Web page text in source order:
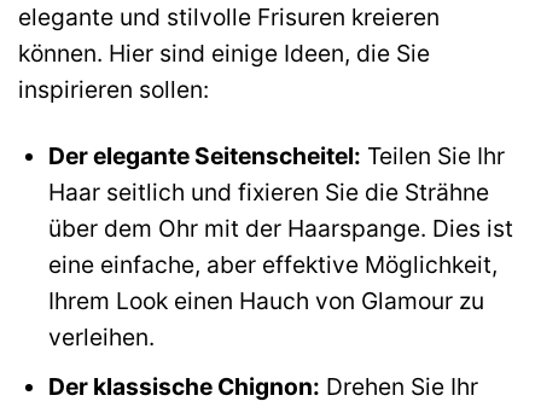
elegante und stilvolle Frisuren kreieren
können. Hier sind einige Ideen, die Sie
inspirieren sollen:
Der elegante Seitenscheitel: Teilen Sie Ihr
Haar seitlich und fixieren Sie die Strähne
über dem Ohr mit der Haarspange. Dies ist
eine einfache, aber effektive Möglichkeit,
Ihrem Look einen Hauch von Glamour zu
verleihen.
Der klassische Chignon: Drehen Sie Ihr